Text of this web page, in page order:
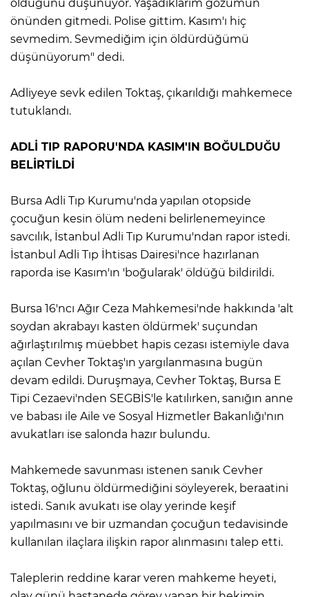
öldüğünü düşünüyor. Yaşadıklarım gözümün
önünden gitmedi. Polise gittim. Kasım'ı hiç
sevmedim. Sevmediğim için öldürdüğümü
düşünüyorum" dedi.
Adliyeye sevk edilen Toktaş, çıkarıldığı mahkemece
tutuklandı.
ADLİ TIP RAPORU'NDA KASIM'IN BOĞULDUĞU
BELİRTİLDİ
Bursa Adli Tıp Kurumu'nda yapılan otopside
çocuğun kesin ölüm nedeni belirlenemeyince
savcılık, İstanbul Adli Tıp Kurumu'ndan rapor istedi.
İstanbul Adli Tıp İhtisas Dairesi'nce hazırlanan
raporda ise Kasım'ın 'boğularak' öldüğü bildirildi.
Bursa 16'ncı Ağır Ceza Mahkemesi'nde hakkında 'alt
soydan akrabayı kasten öldürmek' suçundan
ağırlaştırılmış müebbet hapis cezası istemiyle dava
açılan Cevher Toktaş'ın yargılanmasına bugün
devam edildi. Duruşmaya, Cevher Toktaş, Bursa E
Tipi Cezaevi'nden SEGBİS'le katılırken, sanığın anne
ve babası ile Aile ve Sosyal Hizmetler Bakanlığı'nın
avukatları ise salonda hazır bulundu.
Mahkemede savunması istenen sanık Cevher
Toktaş, oğlunu öldürmediğini söyleyerek, beraatini
istedi. Sanık avukatı ise olay yerinde keşif
yapılmasını ve bir uzmandan çocuğun tedavisinde
kullanılan ilaçlara ilişkin rapor alınmasını talep etti.
Taleplerin reddine karar veren mahkeme heyeti,